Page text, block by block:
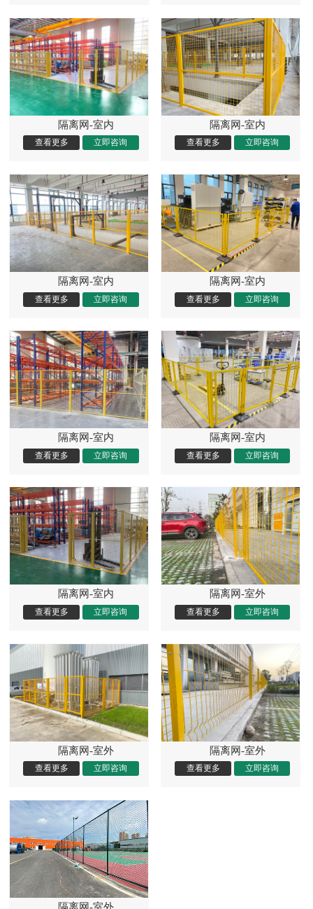
隔离网-室内 隔离网-室内
隔离网-室内 隔离网-室内
隔离网-室内 隔离网-室内
隔离网-室内 隔离网-室外
隔离网-室外 隔离网-室外